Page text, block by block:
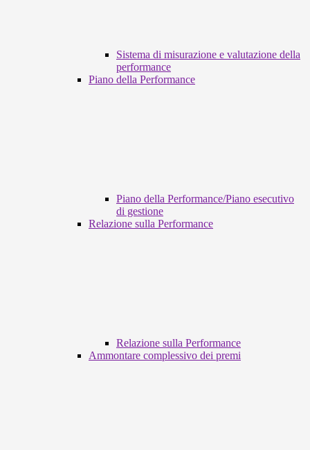
Sistema di misurazione e valutazione della
performance
Piano della Performance
Piano della Performance/Piano esecutivo
di gestione
Relazione sulla Performance
Relazione sulla Performance
Ammontare complessivo dei premi